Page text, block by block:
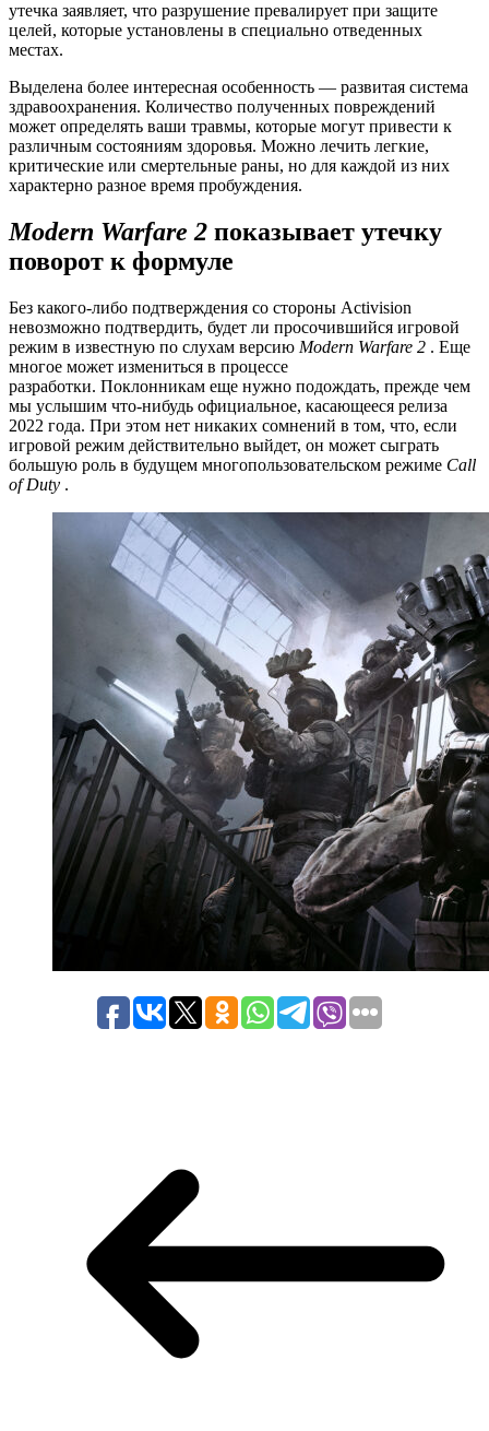
утечка заявляет, что разрушение превалирует при защите
целей, которые установлены в специально отведенных
местах.
Выделена более интересная особенность — развитая система
здравоохранения. Количество полученных повреждений
может определять ваши травмы, которые могут привести к
различным состояниям здоровья. Можно лечить легкие,
критические или смертельные раны, но для каждой из них
характерно разное время пробуждения.
Modern Warfare 2 показывает утечку
поворот к формуле
Без какого-либо подтверждения со стороны Activision
невозможно подтвердить, будет ли просочившийся игровой
режим в известную по слухам версию Modern Warfare 2 . Еще
многое может измениться в процессе
разработки. Поклонникам еще нужно подождать, прежде чем
мы услышим что-нибудь официальное, касающееся релиза
2022 года. При этом нет никаких сомнений в том, что, если
игровой режим действительно выйдет, он может сыграть
большую роль в будущем многопользовательском режиме Call
of Duty .